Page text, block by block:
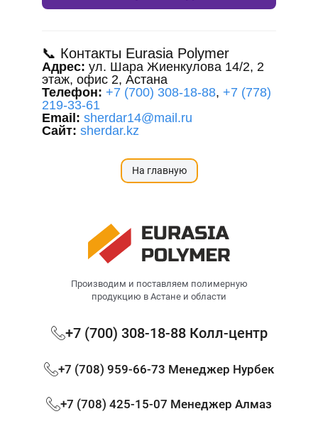
📞 Контакты Eurasia Polymer
Адрес: ул. Шара Жиенкулова 14/2, 2
этаж, офис 2, Астана
Телефон: +7 (700) 308-18-88, +7 (778)
219-33-61
Email: sherdar14@mail.ru
Сайт: sherdar.kz
На главную
Производим и поставляем полимерную
продукцию в Астане и области
+7 (700) 308-18-88 Колл-центр
+7 (708) 959-66-73 Менеджер Нурбек
+7 (708) 425-15-07 Менеджер Алмаз